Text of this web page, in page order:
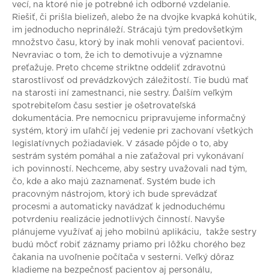
vecí, na ktoré nie je potrebné ich odborné vzdelanie.
Riešiť, či prišla bielizeň, alebo že na dvojke kvapká kohútik,
im jednoducho neprináleží. Strácajú tým predovšetkým
množstvo času, ktorý by inak mohli venovať pacientovi.
Nevraviac o tom, že ich to demotivuje a významne
preťažuje. Preto chceme striktne oddeliť zdravotnú
starostlivosť od prevádzkových záležitostí. Tie budú mať
na starosti iní zamestnanci, nie sestry. Ďalším veľkým
spotrebiteľom času sestier je ošetrovateľská
dokumentácia. Pre nemocnicu pripravujeme informačný
systém, ktorý im uľahčí jej vedenie pri zachovaní všetkých
legislatívnych požiadaviek. V zásade pôjde o to, aby
sestrám systém pomáhal a nie zaťažoval pri vykonávaní
ich povinností. Nechceme, aby sestry uvažovali nad tým,
čo, kde a ako majú zaznamenať. Systém bude ich
pracovným nástrojom, ktorý ich bude sprevádzať
procesmi a automaticky navádzať k jednoduchému
potvrdeniu realizácie jednotlivých činností. Navyše
plánujeme využívať aj jeho mobilnú aplikáciu, takže sestry
budú môcť robiť záznamy priamo pri lôžku chorého bez
čakania na uvoľnenie počítača v sesterni. Veľký dôraz
kladieme na bezpečnosť pacientov aj personálu,